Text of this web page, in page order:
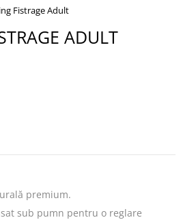
Fistrage Adult
ADULT
premium.
sub pumn pentru o reglare